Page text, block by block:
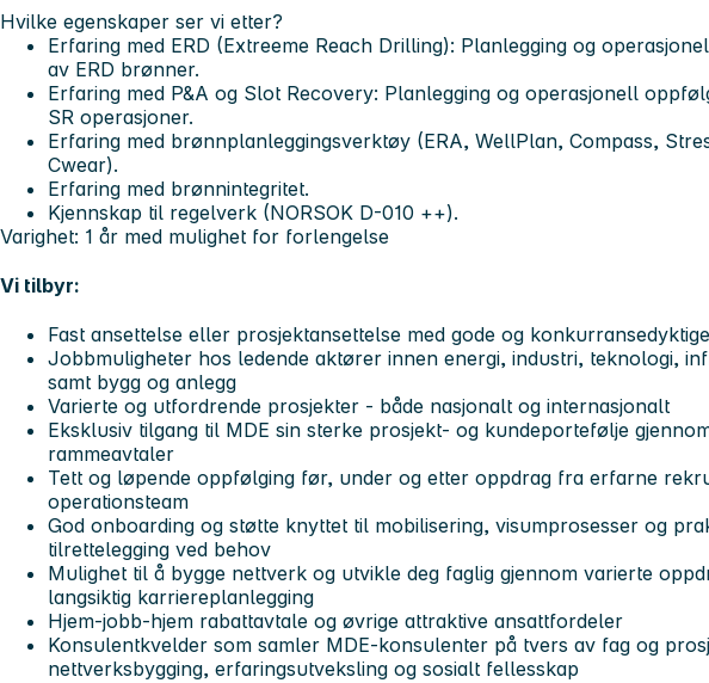
Hvilke egenskaper ser vi etter?
Erfaring med ERD (Extreeme Reach Drilling): Planlegging og
av ERD brønner.
Erfaring med P&A og Slot Recovery: Planlegging og operasjonell
SR operasjoner.
Erfaring med brønnplanleggingsverktøy (ERA, WellPlan, Compass,
Cwear).
Erfaring med brønnintegritet.
Kjennskap til regelverk (NORSOK D-010 ++).
Varighet: 1 år med mulighet for forlengelse
Vi tilbyr:
Fast ansettelse eller prosjektansettelse med gode og
Jobbmuligheter hos ledende aktører innen energi, industri, teknologi,
samt bygg og anlegg
Varierte og utfordrende prosjekter - både nasjonalt og internasjonalt
Eksklusiv tilgang til MDE sin sterke prosjekt- og kundeportefølje
rammeavtaler
Tett og løpende oppfølging før, under og etter oppdrag fra erfarne
operationsteam
God onboarding og støtte knyttet til mobilisering, visumprosesser og
tilrettelegging ved behov
Mulighet til å bygge nettverk og utvikle deg faglig gjennom varierte
langsiktig karriereplanlegging
Hjem-jobb-hjem rabattavtale og øvrige attraktive ansattfordeler
Konsulentkvelder som samler MDE-konsulenter på tvers av fag og
nettverksbygging, erfaringsutveksling og sosialt fellesskap